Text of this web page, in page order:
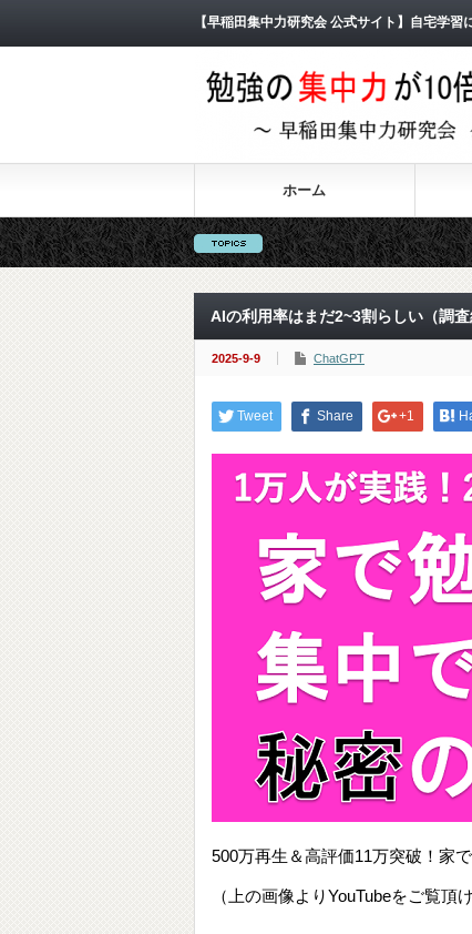
【早稲田集中力研究会 公式サイト】自宅学
ホーム
AIの利用率はまだ2~3割らしい（調査
2025-9-9 ChatGPT
Tweet Share +1
500万再生＆高評価11万突破！家
（上の画像よりYouTubeをご覧頂